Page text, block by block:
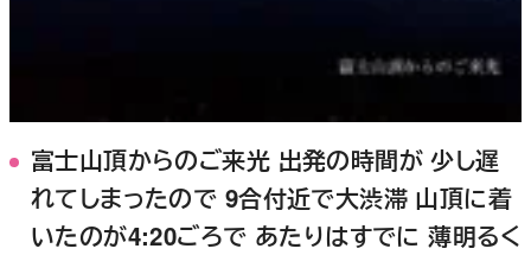
富士山頂からのご来光 出発の時間が 少し遅
れてしまったので 9合付近で大渋滞 山頂に着
いたのが4:20ごろで あたりはすでに 薄明るく